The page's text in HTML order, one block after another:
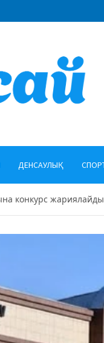
ДЕНСАУЛЫҚ
конкурс жариялайды